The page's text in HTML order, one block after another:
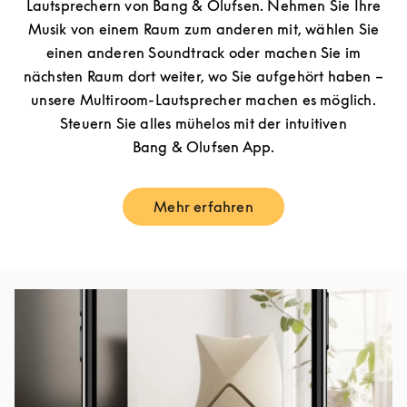
Lautsprechern von Bang & Olufsen. Nehmen Sie Ihre
Musik von einem Raum zum anderen mit, wählen Sie
einen anderen Soundtrack oder machen Sie im
nächsten Raum dort weiter, wo Sie aufgehört haben –
unsere Multiroom-Lautsprecher machen es möglich.
Steuern Sie alles mühelos mit der intuitiven
Bang & Olufsen App.
Mehr erfahrenLink Opens in New Tab